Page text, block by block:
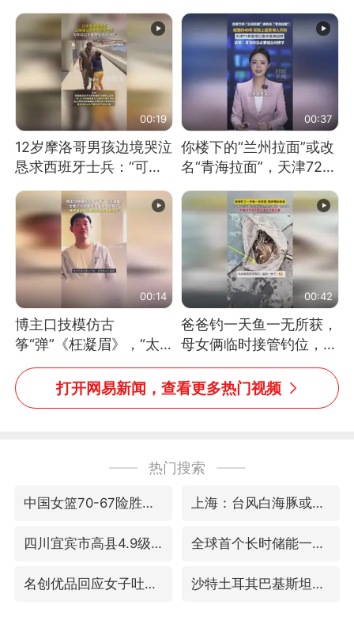
震惊 （视频来源：参考
消息）
满无奈 每处都有精心设
计 但每处都有瑕疵 网
友：一开始我没笑 但看
到洗手盆我没绷住
00:19
12岁摩洛哥男孩边境哭泣
恳求西班牙士兵：“可不
可以不要把我遣返回国”
00:37
你楼下的“兰州拉面”或改
名“青海拉面”，天津72家
面馆已集体更换招牌
00:14
博主口技模仿古
筝“弹”《枉凝眉》，“太
像了～你是吃古筝长大的
吗？”“或将成为首位考级
不带古筝的选手。”（来
00:42
爸爸钓一天鱼一无所获，
母女俩临时接管钓位，用
玩具鱼竿钓上大鱼
打开网易新闻，查看更多热门视频
热门搜索
中国女篮70-67险胜尼日利亚女篮 上海：台风白海豚或将带来龙卷风
四川宜宾市高县4.9级地震致1人死亡 全球首个长时储能一体化产业园量产
名创优品回应女子吐槽内裤质量差 沙特土耳其巴基斯坦签署共同防务协议